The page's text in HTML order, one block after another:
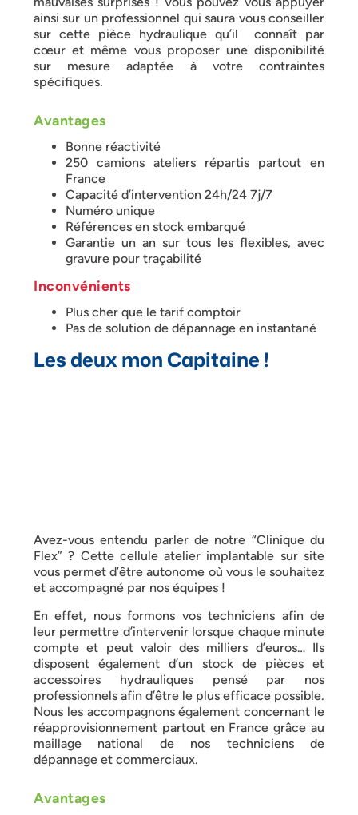
ainsi sur un professionnel qui saura vous conseiller
sur cette pièce hydraulique qu’il connaît par
cœur et même vous proposer une disponibilité
sur mesure adaptée à votre contraintes
spécifiques.
Avantages
Bonne réactivité
250 camions ateliers répartis partout en
France
Capacité d’intervention 24h/24 7j/7
Numéro unique
Références en stock embarqué
Garantie un an sur tous les flexibles, avec
gravure pour traçabilité
Inconvénients
Plus cher que le tarif comptoir
Pas de solution de dépannage en instantané
Les deux mon Capitaine !
Avez-vous entendu parler de notre “Clinique du
Flex” ? Cette cellule atelier implantable sur site
vous permet d’être autonome où vous le souhaitez
et accompagné par nos équipes !
En effet, nous formons vos techniciens afin de
leur permettre d’intervenir lorsque chaque minute
compte et peut valoir des milliers d’euros… Ils
disposent également d’un stock de pièces et
accessoires hydrauliques pensé par nos
professionnels afin d’être le plus efficace possible.
Nous les accompagnons également concernant le
réapprovisionnement partout en France grâce au
maillage national de nos techniciens de
dépannage et commerciaux.
Avantages